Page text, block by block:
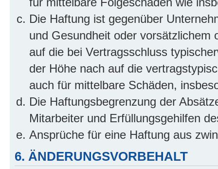
Die Haftung ist gegenüber
und Gesundheit oder vorsätzlichem
auf die bei Vertragsschluss
der Höhe nach auf die
auch für mittelbare Schäden,
Die Haftungsbegrenzung der
Mitarbeiter und Erfüllungsgehilfen
Ansprüche für eine Haftung aus
6. ÄNDERUNGSVORBEHALT